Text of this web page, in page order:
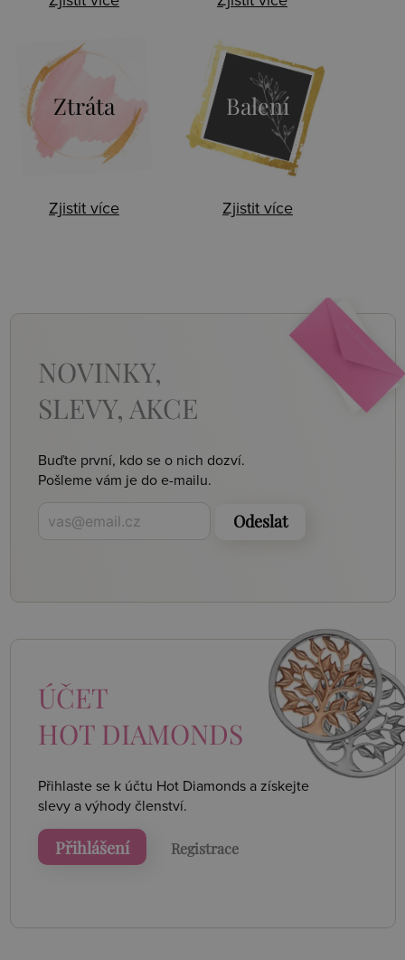
Ztráta
Zjistit více
Balení
Zjistit více
NOVINKY,
SLEVY, AKCE
Buďte první, kdo se o nich dozví.
Pošleme vám je do e-mailu.
Odeslat
ÚČET
HOT DIAMONDS
Přihlaste se k účtu Hot Diamonds a získejte
slevy a výhody členství.
Přihlášení Registrace